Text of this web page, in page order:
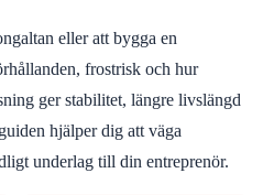
eller att bygga en
frostrisk och hur
ger stabilitet, längre livslängd
hjälper dig att väga
underlag till din entreprenör.